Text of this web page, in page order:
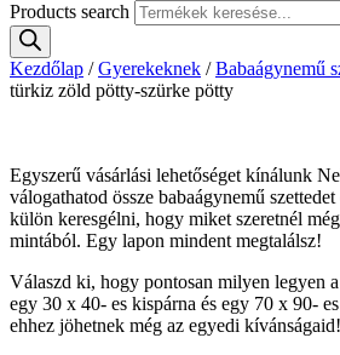
Products search
Kezdőlap /Gyerekeknek /Babaágynemű
türkiz zöld pötty-szürke pötty
Egyszerű vásárlási lehetőséget kínálunk
válogathatod össze babaágynemű
külön keresgélni, hogy miket szeretnél
mintából. Egy lapon mindent megtalálsz!
Válaszd ki, hogy pontosan milyen legyen
egy 30 x 40- es kispárna és egy 70 x 90-
ehhez jöhetnek még az egyedi kívánságaid!